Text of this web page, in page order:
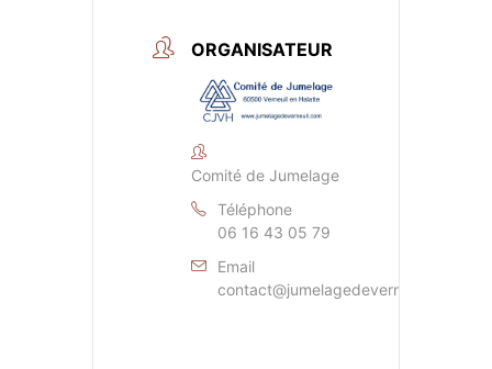
ORGANISATEUR
Comité de Jumelage
Téléphone
06 16 43 05 79
Email
contact@jumelagedeverneuil.com